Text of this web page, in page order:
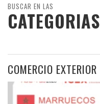
BUSCAR EN LAS
CATEGORIAS
COMERCIO EXTERIOR